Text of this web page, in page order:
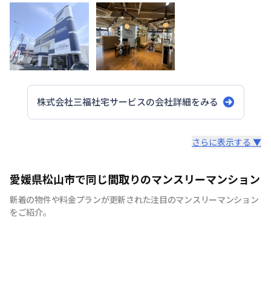
株式会社三福社宅サービスの会社詳細をみる
地元松山で50年の実績！愛媛のマンスリーマンションの
ことなら株式会社三福社宅サービスへおまかせください。
さらに表示する ▼
愛媛県松山市で同じ間取りのマンスリーマンション
新着の物件や料金プランが更新された注目のマンスリーマンション
をご紹介。